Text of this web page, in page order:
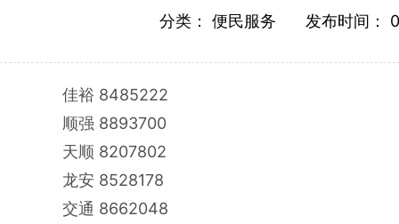
分类： 便民服务 发布时间：
佳裕 8485222
顺强 8893700
天顺 8207802
龙安 8528178
交通 8662048